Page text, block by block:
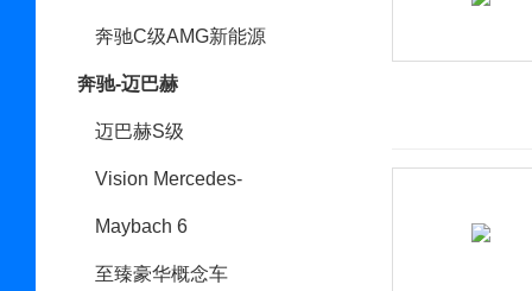
奔驰C级AMG新能源
奔驰-迈巴赫
迈巴赫S级
Vision Mercedes-
Maybach 6
至臻豪华概念车